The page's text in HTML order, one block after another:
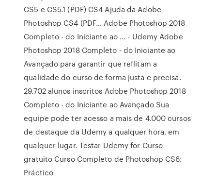
CS5 e CS5.1 (PDF) CS4 Ajuda da Adobe
Photoshop CS4 (PDF… Adobe Photoshop 2018
Completo - do Iniciante ao ... - Udemy Adobe
Photoshop 2018 Completo - do Iniciante ao
Avançado para garantir que reflitam a
qualidade do curso de forma justa e precisa.
29.702 alunos inscritos Adobe Photoshop 2018
Completo - do Iniciante ao Avançado Sua
equipe pode ter acesso a mais de 4.000 cursos
de destaque da Udemy a qualquer hora, em
qualquer lugar. Testar Udemy for Curso
gratuito Curso Completo de Photoshop CS6:
Práctico